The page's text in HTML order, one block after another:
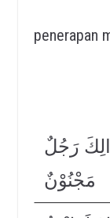
penerapan
رَجُلٌ
مَجْنُوْنٌ